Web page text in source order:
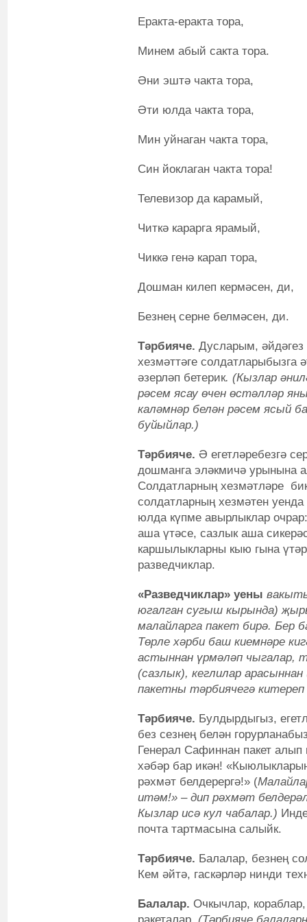
Еракта-еракта тора,
Минем абый сакта тора.
Әни эштә чакта тора,
Әти юлда чакта тора,
Мин уйнаган чакта тора,
Син йоклаган чакта тора!
Телевизор да карамый,
Читкә карарга ярамый,
Чиккә генә карап тора,
Дошман килеп кермәсен, ди,
Безнең серне белмәсен, ди.
Тәрбияче. Дусларым, әйдәгез
хезмәттәге солдатларыбызга
әзерләп бетерик. (Кызлар
рәсем ясау өчен өстәлләр
каләмнәр белән рәсем ясый
буйыйлар.)
Тәрбияче. Ә егетләребезгә
дошманга эләкмичә урынына
Солдатларның хезмәтләре
солдатларның хезмәтен
юлда күпме авырлыклар
аша үтәсе, сазлык аша
каршылыкларны кыю гына
разведчиклар.
«Разведчиклар» уены
югалган сугыш кырында)
малайларга пакет бирә. Бер
Төрле хәрби баш киемнәре
астыннан үрмәләп чыгалар,
(сазлык), кеглилар арасыннан
пакетны тәрбиячегә китереп
Тәрбияче. Булдырдыгыз,
без сезнең белән
Генерал Сафиннан пакет
хәбәр бар икән!
рәхмәт белдерергә!» (
итәм!» – дип рәхмәт
Кызлар исә кул чабалар.)
почта тартмасына салыйк.
Тәрбияче. Балалар, безнең
Кем әйтә, гаскәрләр нинди
Балалар. Очкычлар,
ракеталар. (Тәрбияче